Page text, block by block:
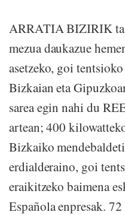
ARRATIA BIZIRIK
mezua daukazue
asetzeko, goi
Bizkaian eta
sarea egin nahi du
artean; 400
Bizkaiko
erdialderaino, goi
eraikitzeko baimena
Española enpresak.